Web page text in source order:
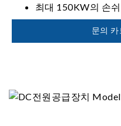
최대 150KW의 손
렬 작업
도구 제어 및 모니
문의